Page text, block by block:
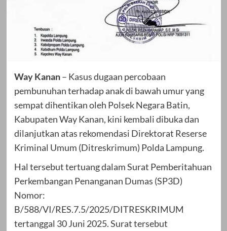
Way Kanan– Kasus dugaan percobaan
pembunuhan terhadap anak di bawah umur yang
sempat dihentikan oleh Polsek Negara Batin,
Kabupaten Way Kanan, kini kembali dibuka dan
dilanjutkan atas rekomendasi Direktorat Reserse
Kriminal Umum (Ditreskrimum) Polda Lampung.
Hal tersebut tertuang dalam Surat Pemberitahuan
Perkembangan Penanganan Dumas (SP3D)
Nomor:
B/588/VI/RES.7.5/2025/DITRESKRIMUM
tertanggal 30 Juni 2025. Surat tersebut